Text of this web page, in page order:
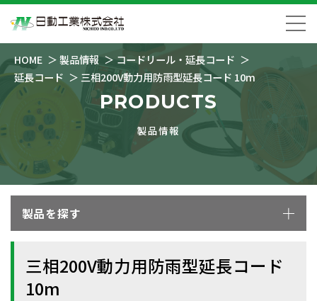
HOME 製品情報
コードリール・延長コード
延長コード
三相200V動力用防雨型延長コード 10m
PRODUCTS
製品情報
製品を探す
三相200V動力用防雨型延長コード
10m